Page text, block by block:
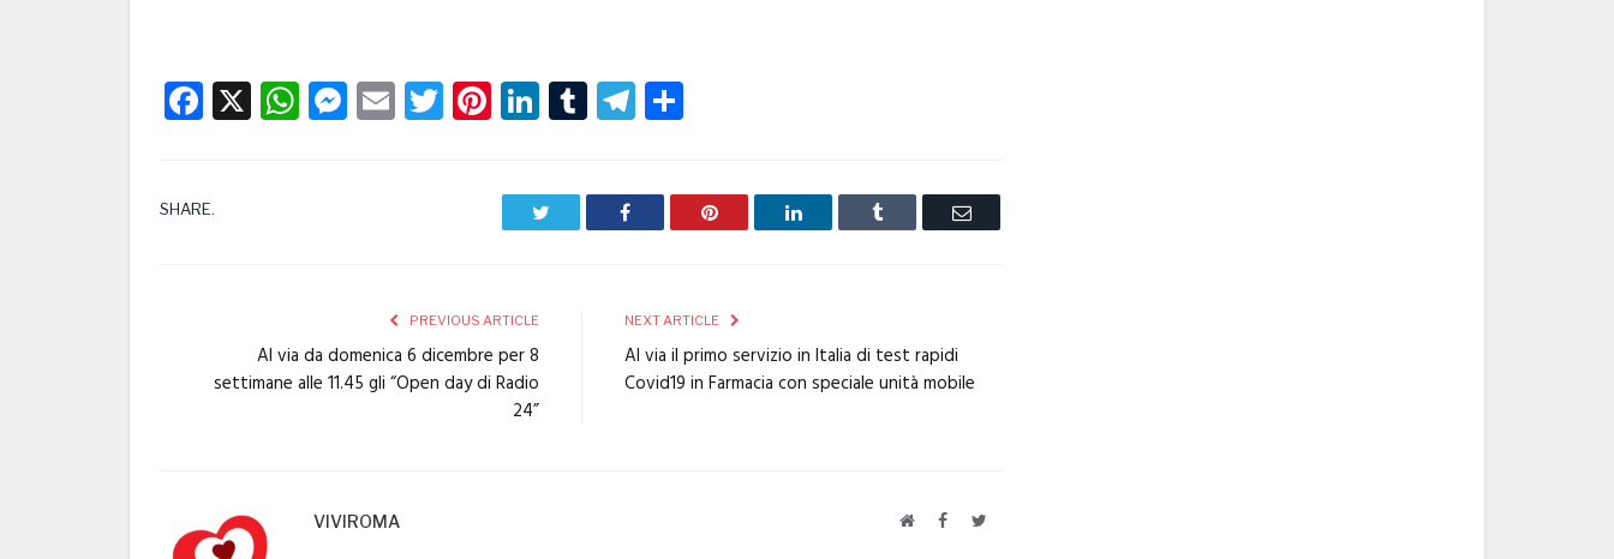
Facebook
X WhatsApp
Messenger
EmailTwitter
Pinterest
LinkedIn
TumblrTelegram
SHARE. Facebook Pinterest LinkedIn Tumblr Email
PREVIOUS ARTICLE
Al via da domenica 6 dicembre per 8
settimane alle 11.45 gli “Open day di Radio
24”
NEXT ARTICLE
Al via il primo servizio in Italia di test rapidi
Covid19 in Farmacia con speciale unità mobile
VIVIROMA WebsiteFacebookTwitter